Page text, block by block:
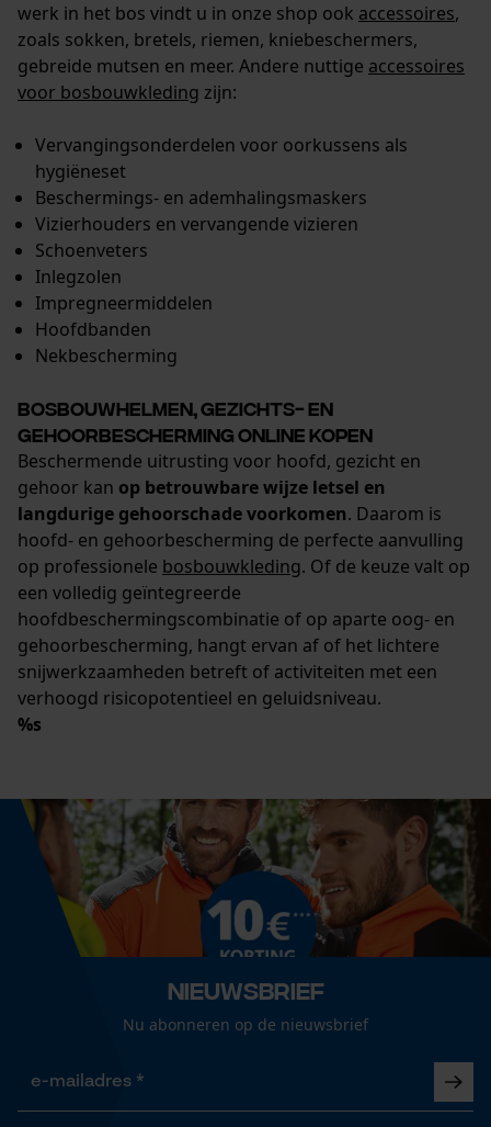
werk in het bos vindt u in onze shop ook accessoires,
zoals sokken, bretels, riemen, kniebeschermers,
gebreide mutsen en meer. Andere nuttige accessoires
voor bosbouwkleding zijn:
Vervangingsonderdelen voor oorkussens als
hygiëneset
Beschermings- en ademhalingsmaskers
Vizierhouders en vervangende vizieren
Schoenveters
Inlegzolen
Impregneermiddelen
Hoofdbanden
Nekbescherming
Bosbouwhelmen, gezichts- en
gehoorbescherming online kopen
Beschermende uitrusting voor hoofd, gezicht en
gehoor kan op betrouwbare wijze letsel en
langdurige gehoorschade voorkomen. Daarom is
hoofd- en gehoorbescherming de perfecte aanvulling
op professionele bosbouwkleding. Of de keuze valt op
een volledig geïntegreerde
hoofdbeschermingscombinatie of op aparte oog- en
gehoorbescherming, hangt ervan af of het lichtere
snijwerkzaamheden betreft of activiteiten met een
verhoogd risicopotentieel en geluidsniveau.
%s
Nieuwsbrief
Nu abonneren op de nieuwsbrief